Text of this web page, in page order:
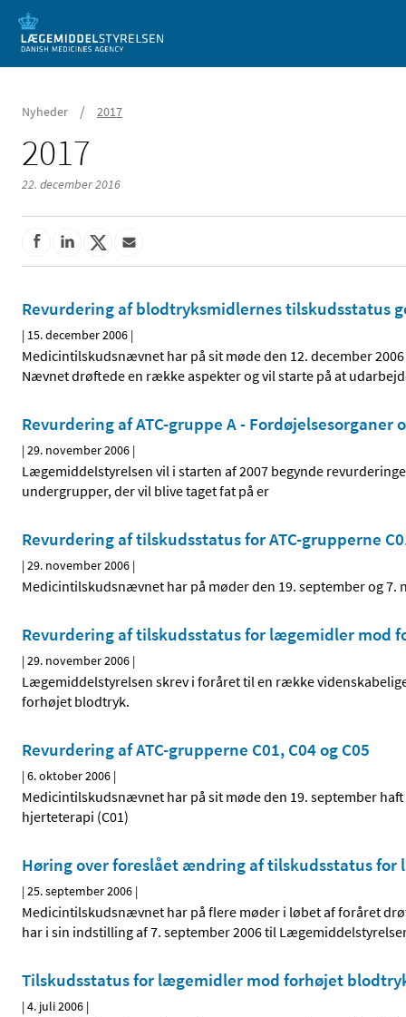
Mobil visning
Nyheder / 2017
2017
22. december 2016
Revurdering af blodtryksmidlernes tilskudsstatus
| 15. december 2006 |
Medicintilskudsnævnet har på sit møde den 12. december
Nævnet drøftede en række aspekter og vil starte på at
Revurdering af ATC-gruppe A - Fordøjelsesorganer
|29. november 2006 |
Lægemiddelstyrelsen vil i starten af 2007 begynde
undergrupper, der vil blive taget fat på er
Revurdering af tilskudsstatus for ATC-grupperne
|29. november 2006 |
Medicintilskudsnævnet har på møder den 19. september og
Revurdering af tilskudsstatus for lægemidler mod
|29. november 2006 |
Lægemiddelstyrelsen skrev i foråret til en række
forhøjet blodtryk.
Revurdering af ATC-grupperne C01, C04 og C05
|6. oktober 2006 |
Medicintilskudsnævnet har på sit møde den 19. september
hjerteterapi (C01)
Høring over foreslået ændring af tilskudsstatus
|25. september 2006 |
Medicintilskudsnævnet har på flere møder i løbet af foråret
har i sin indstilling af 7. september 2006 til
Tilskudsstatus for lægemidler mod forhøjet
|4. juli 2006 |